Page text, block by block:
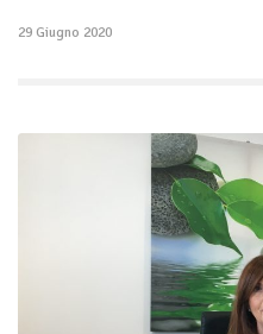
29 Giugno 2020